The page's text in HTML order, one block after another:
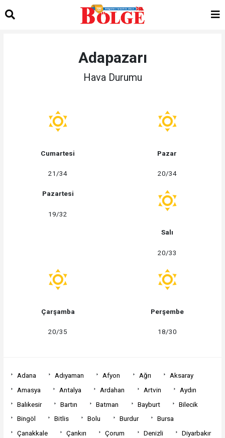
Adapazarı
Hava Durumu
Cumartesi
21/34
Pazar
20/34
Pazartesi
19/32
Salı
20/33
Çarşamba
20/35
Perşembe
18/30
Adana Adıyaman Afyon Ağrı
Aksaray
Amasya
Antalya Ardahan Artvin
Aydın
Balıkesir
Bartın Batman Bayburt
Bilecik
Bingöl
Bitlis Bolu Burdur
Bursa
Çanakkale
Çankırı Çorum Denizli
Diyarbakır